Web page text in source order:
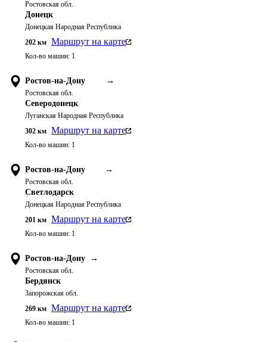
Ростовская обл.
Донецк
Донецкая Народная Республика
202 км Маршрут на карте
Кол-во машин: 1
Ростов-на-Дону →
Ростовская обл.
Северодонецк
Луганская Народная Республика
302 км Маршрут на карте
Кол-во машин: 1
Ростов-на-Дону →
Ростовская обл.
Светлодарск
Донецкая Народная Республика
201 км Маршрут на карте
Кол-во машин: 1
Ростов-на-Дону →
Ростовская обл.
Бердянск
Запорожская обл.
269 км Маршрут на карте
Кол-во машин: 1